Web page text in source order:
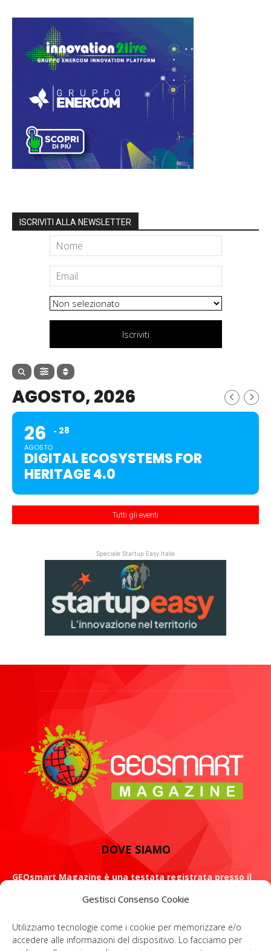
Gestisci Consenso Cookie
Utilizziamo tecnologie come i cookie per memorizzare e/o
accedere alle informazioni del dispositivo. Lo facciamo per
ISCRIVITI ALLA NEWSLETTER
Iscriviti
AGOSTO, 2026
26
AGOSTO
28
DIGITAL ECOSYSTEMS FOR
HERITAGE 4.0
Tutti gli eventi
Speciale Startup Easy Italia
DOVE SIAMO
GEOsmart Magazine è una testata registrata presso il
ROMA: Via Casilina 98, 00182